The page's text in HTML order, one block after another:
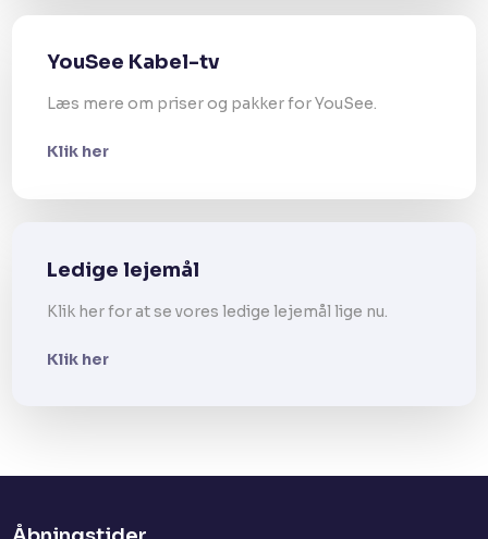
YouSee Kabel-tv
Læs mere om priser og pakker for YouSee.
Klik her
Ledige lejemål
Klik her for at se vores ledige lejemål lige nu.
Klik her